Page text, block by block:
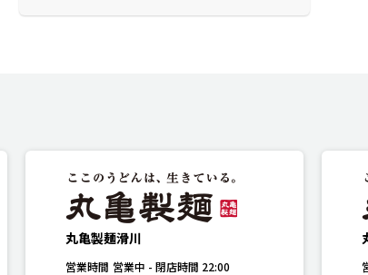
丸亀製麺滑川
営業時間 営業中 - 閉店時間 22:00